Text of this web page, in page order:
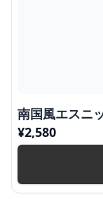
南国風エスニ
¥2,580